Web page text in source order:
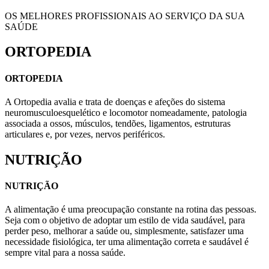
OS MELHORES PROFISSIONAIS AO SERVIÇO DA SUA
SAÚDE
ORTOPEDIA
ORTOPEDIA
A Ortopedia avalia e trata de doenças e afeções do sistema
neuromusculoesquelético e locomotor nomeadamente, patologia
associada a ossos, músculos, tendões, ligamentos, estruturas
articulares e, por vezes, nervos periféricos.
NUTRIÇÃO
NUTRIÇÃO
A alimentação é uma preocupação constante na rotina das pessoas.
Seja com o objetivo de adoptar um estilo de vida saudável, para
perder peso, melhorar a saúde ou, simplesmente, satisfazer uma
necessidade fisiológica, ter uma alimentação correta e saudável é
sempre vital para a nossa saúde.